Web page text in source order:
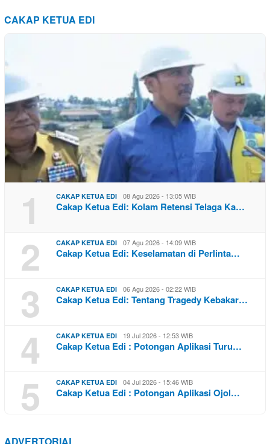
CAKAP KETUA EDI
1 CAKAP KETUA EDI 08 Agu 2026 - 13:05 WIB
Cakap Ketua Edi: Kolam Retensi Telaga Ka…
2 CAKAP KETUA EDI 07 Agu 2026 - 14:09 WIB
Cakap Ketua Edi: Keselamatan di Perlinta…
3 CAKAP KETUA EDI 06 Agu 2026 - 02:22 WIB
Cakap Ketua Edi: Tentang Tragedy Kebakar…
4 CAKAP KETUA EDI 19 Jul 2026 - 12:53 WIB
Cakap Ketua Edi : Potongan Aplikasi Turu…
5 CAKAP KETUA EDI 04 Jul 2026 - 15:46 WIB
Cakap Ketua Edi : Potongan Aplikasi Ojol…
ADVERTORIAL